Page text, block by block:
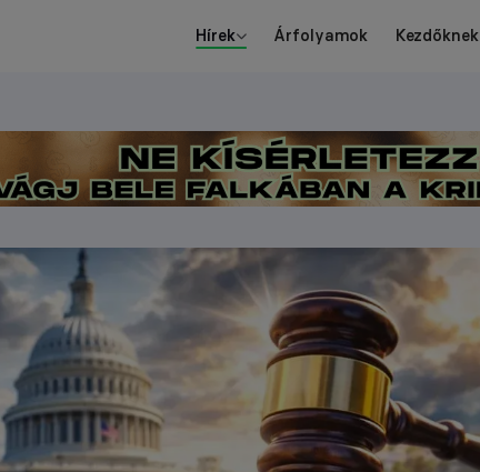
Hírek Árfolyamok Kezdőknek